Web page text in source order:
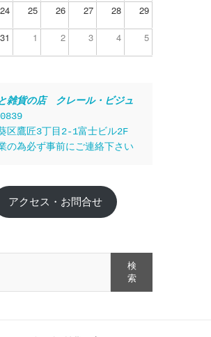
24 25 26 27 28 29
31 1 2 3 4 5
雑貨の店　クレール・ビジュ
区鷹匠3丁目2-1富士ビル2F
の為必ず事前にご連絡下さい
アクセス・お問合せ
検
索